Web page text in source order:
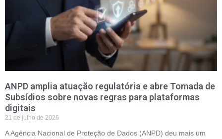
ANPD amplia atuação regulatória e abre Tomada de
Subsídios sobre novas regras para plataformas
digitais
21 de julho de 2026
A Agência Nacional de Proteção de Dados (ANPD) deu mais um